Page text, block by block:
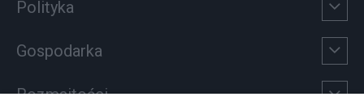
Polityka
Gospodarka
Rozmaitości